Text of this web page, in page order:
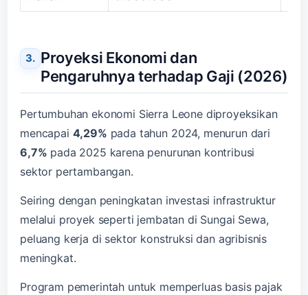
Proyeksi Ekonomi dan
Pengaruhnya terhadap Gaji (2026)
Pertumbuhan ekonomi Sierra Leone diproyeksikan
mencapai 4,29% pada tahun 2024, menurun dari
6,7% pada 2025 karena penurunan kontribusi
sektor pertambangan.
Seiring dengan peningkatan investasi infrastruktur
melalui proyek seperti jembatan di Sungai Sewa,
peluang kerja di sektor konstruksi dan agribisnis
meningkat.
Program pemerintah untuk memperluas basis pajak